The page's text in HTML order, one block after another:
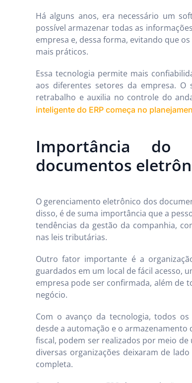
Há alguns anos, era necessário um
possível armazenar todas as
empresa e, dessa forma, evitando que
mais práticos.
Essa tecnologia permite mais
aos diferentes setores da empresa.
retrabalho e auxilia no controle do
inteligente do ERP começa no
Importância
documentos
O gerenciamento eletrônico dos
disso, é de suma importância que a
tendências da gestão da companhia,
nas leis tributárias.
Outro fator importante é a
guardados em um local de fácil acesso,
empresa pode ser confirmada, além de
negócio.
Com o avanço da tecnologia, todos
desde a automação e o
fiscal, podem ser realizados por meio
diversas organizações deixaram de
completa.